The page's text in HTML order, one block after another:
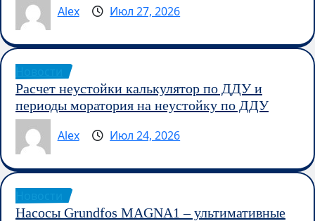
Alex
Июл 27, 2026
Расчет неустойки калькулятор по ДДУ и
периоды моратория на неустойку по ДДУ
Alex
Июл 24, 2026
Насосы Grundfos MAGNA1 – ультимативные